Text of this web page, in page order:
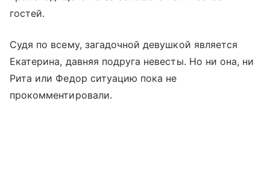
гостей.
Судя по всему, загадочной девушкой является
Екатерина, давняя подруга невесты. Но ни она, ни
Рита или Федор ситуацию пока не
прокомментировали.